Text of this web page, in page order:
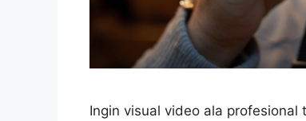
Ingin visual video ala